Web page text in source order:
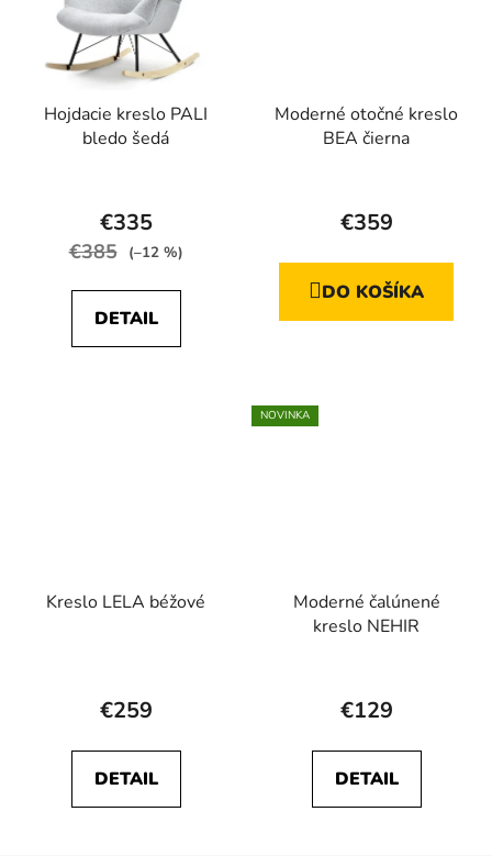
Hojdacie kreslo PALI
bledo šedá
€335
€385 (–12 %)
DETAIL
Moderné otočné kreslo
BEA čierna
€359
DO KOŠÍKA
Kreslo LELA béžové
€259
DETAIL
NOVINKA
Moderné čalúnené
kreslo NEHIR
hodnotenie
je
5,0
€129
DETAIL